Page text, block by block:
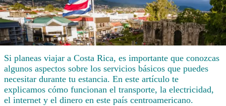
Si planeas viajar a Costa Rica, es importante que conozcas
algunos aspectos sobre los servicios básicos que puedes
necesitar durante tu estancia. En este artículo te
explicamos cómo funcionan el transporte, la electricidad,
el internet y el dinero en este país centroamericano.